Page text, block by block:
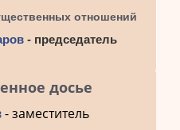
отношений
- председатель
досье
- заместитель